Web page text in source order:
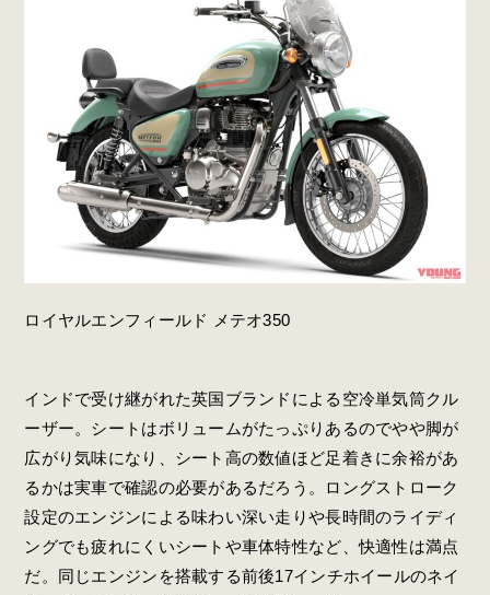
ロイヤルエンフィールド メテオ350
インドで受け継がれた英国ブランドによる空冷単気筒クル
ーザー。シートはボリュームがたっぷりあるのでやや脚が
広がり気味になり、シート高の数値ほど足着きに余裕があ
るかは実車で確認の必要があるだろう。ロングストローク
設定のエンジンによる味わい深い走りや長時間のライディ
ングでも疲れにくいシートや車体特性など、快適性は満点
だ。同じエンジンを搭載する前後17インチホイールのネイ